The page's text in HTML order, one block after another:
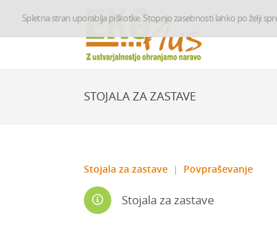
Spletna stran uporablja piškotke. Stopnjo zasebnosti lahko po želji
STOJALA ZA ZASTAVE
Stojala za zastave Povpraševanje
Stojala za zastave